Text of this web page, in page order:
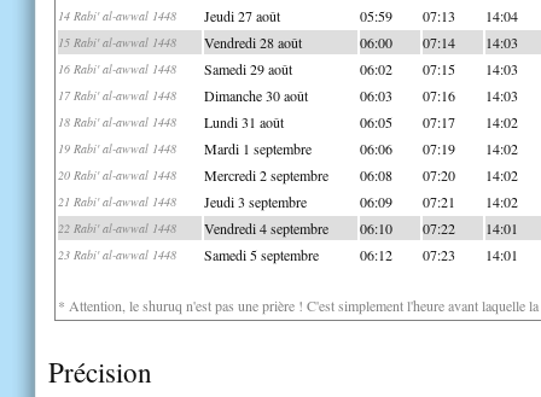
14 Rabi' al-awwal 1448 Jeudi 27 août 05:59 07:13 14:04
15 Rabi' al-awwal 1448 Vendredi 28 août 06:00 07:14 14:03
16 Rabi' al-awwal 1448 Samedi 29 août 06:02 07:15 14:03
17 Rabi' al-awwal 1448 Dimanche 30 août 06:03 07:16 14:03
18 Rabi' al-awwal 1448 Lundi 31 août 06:05 07:17 14:02
19 Rabi' al-awwal 1448 Mardi 1 septembre 06:06 07:19 14:02
20 Rabi' al-awwal 1448 Mercredi 2 septembre 06:08 07:20 14:02
21 Rabi' al-awwal 1448 Jeudi 3 septembre 06:09 07:21 14:02
22 Rabi' al-awwal 1448 Vendredi 4 septembre 06:10 07:22 14:01
23 Rabi' al-awwal 1448 Samedi 5 septembre 06:12 07:23 14:01
* Attention, le shuruq n'est pas une prière ! C'est simplement l'heure avant laquelle
Précision